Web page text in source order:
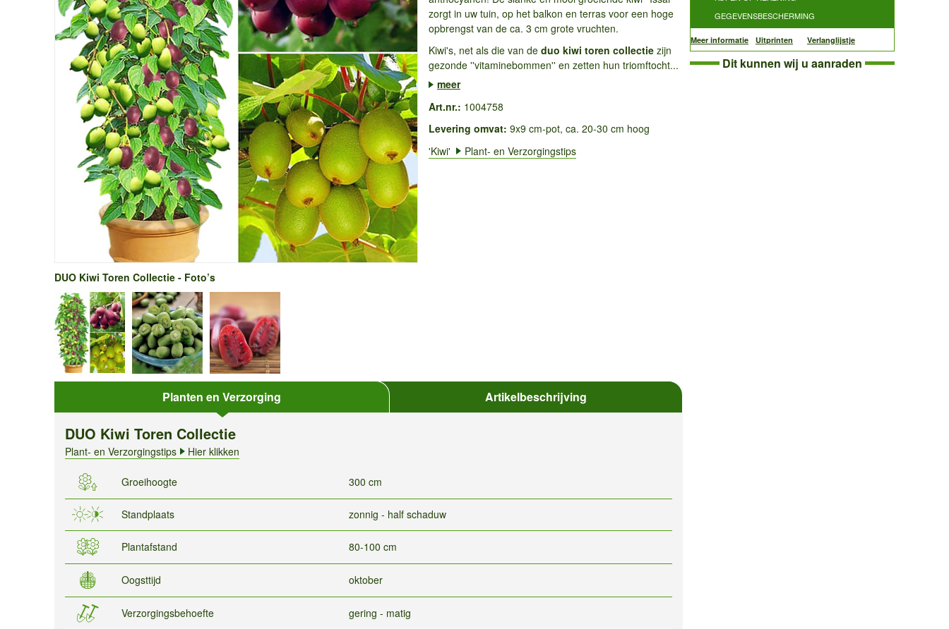
zorgt in uw tuin, op het balkon en terras voor een hoge
opbrengst van de ca. 3 cm grote vruchten.
Kiwi's, net als die van de duo kiwi toren collectiezijn
gezonde ''vitaminebommen'' en zetten hun triomftocht...
meer
Art.nr.: 1004758
Levering omvat: 9x9 cm-pot, ca. 20-30 cm hoog
'Kiwi'
Plant- en Verzorgingstips
DUO Kiwi Toren Collectie - Foto’s
Planten en Verzorging Artikelbeschrijving
DUO Kiwi Toren Collectie
Plant- en Verzorgingstips Hier klikken
Groeihoogte 300 cm
Standplaats zonnig - half schaduw
Plantafstand 80-100 cm
Oogsttijd oktober
Verzorgingsbehoefte gering - matig
GEGEVENSBESCHERMING
Meer informatie Uitprinten Verlanglijstje
Dit kunnen wij u aanraden